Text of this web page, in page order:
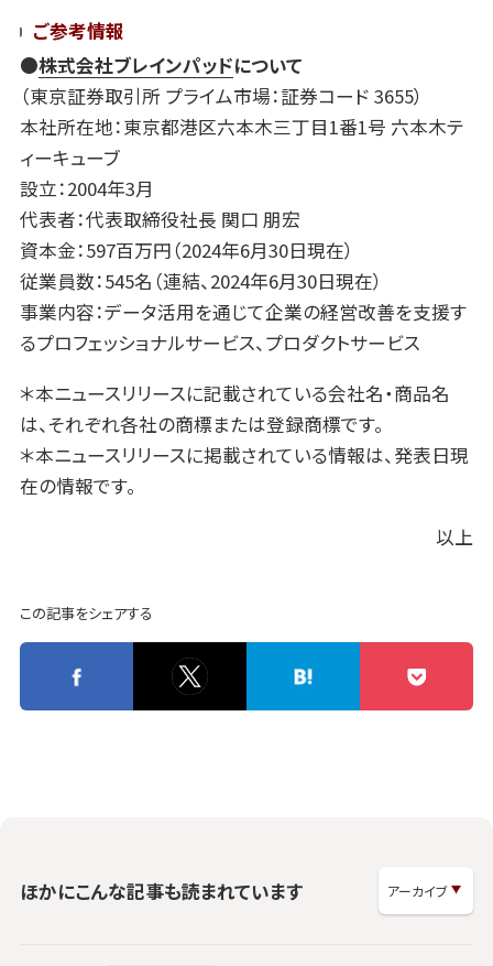
ご参考情報
●株式会社ブレインパッドについて
（東京証券取引所 プライム市場：証券コード 3655）
本社所在地：東京都港区六本木三丁目1番1号 六本木テ
ィーキューブ
設立：2004年3月
代表者：代表取締役社長 関口 朋宏
資本金：597百万円（2024年6月30日現在）
従業員数：545名（連結、2024年6月30日現在）
事業内容：データ活用を通じて企業の経営改善を支援す
るプロフェッショナルサービス、プロダクトサービス
＊本ニュースリリースに記載されている会社名・商品名
は、それぞれ各社の商標または登録商標です。
＊本ニュースリリースに掲載されている情報は、発表日現
在の情報です。
以上
この記事をシェアする
ほかにこんな記事も読まれています